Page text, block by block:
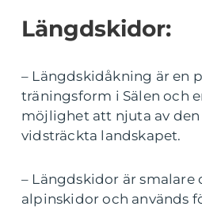
Längdskidor:
– Längdskidåkning är en
träningsform i Sälen och
möjlighet att njuta av den
vidsträckta landskapet.
– Längdskidor är smalare
alpinskidor och används